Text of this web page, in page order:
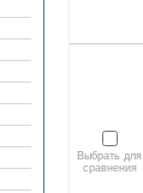
Выбрать для
сравнения